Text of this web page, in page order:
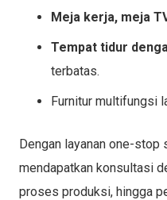
Meja kerja, meja
Tempat tidur
terbatas.
Furnitur multifungsi
Dengan layanan one-stop
mendapatkan konsultasi
proses produksi, hingga